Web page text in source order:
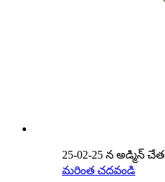
25-02-25 న అడ్మిన్ చేత
మరింత చదవండి